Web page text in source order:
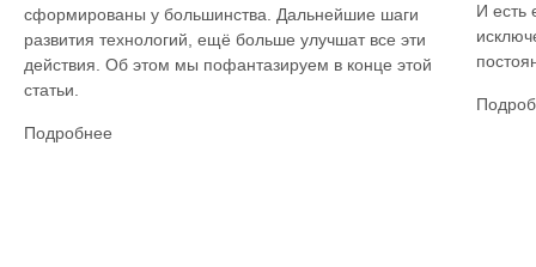
сформированы у большинства. Дальнейшие шаги
развития технологий, ещё больше улучшат все эти
действия. Об этом мы пофантазируем в конце этой
статьи.
Подробнее
И есть